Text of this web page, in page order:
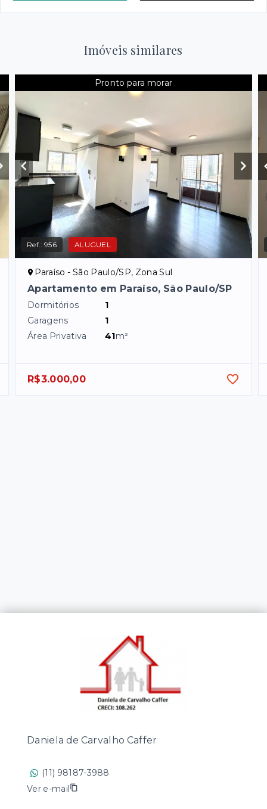
Imóveis similares
Pronto para morar
Ref.:956 ALUGUEL
Paraíso - São Paulo/SP, Zona Sul
Apartamento em Paraíso, São Paulo/SP
Dormitórios
1
Garagens
1
Área Privativa
41m²
R$3.000,00
Daniela de Carvalho Caffer
(11) 98187-3988
Ver e-mail